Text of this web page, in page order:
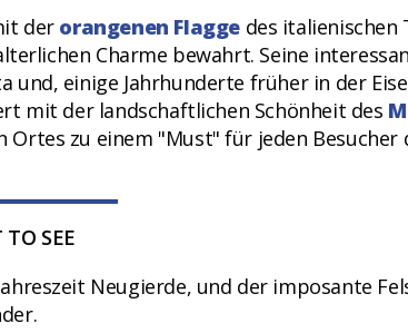
der orangenen Flaggedes italienischen
Charme bewahrt. Seine
und, einige Jahrhunderte früher in der
mit der landschaftlichen Schönheit des
Ortes zu einem "Must" für jeden Besucher
SEE
Neugierde, und der imposante